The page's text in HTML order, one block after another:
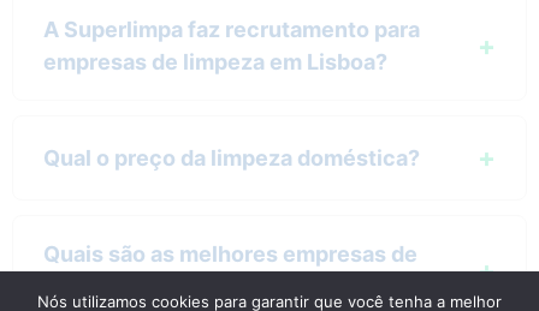
A Superlimpa faz recrutamento para
empresas de limpeza em Lisboa?
Qual o preço da limpeza doméstica?
Quais são as melhores empresas de
Nós utilizamos cookies para garantir que você tenha a melhor